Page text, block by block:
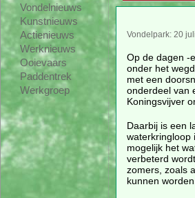
Vondelnieuws
Kunstnieuws
Actienieuws
Werknieuws
Ooievaars
Paddentrek
Werkgroep
Vondelpark: 20
Op de dagen -
onder het
met een
onderdeel van
Koningsvijver
Daarbij is een
waterkringloop
mogelijk het
verbeterd
zomers, zoals
kunnen worden.